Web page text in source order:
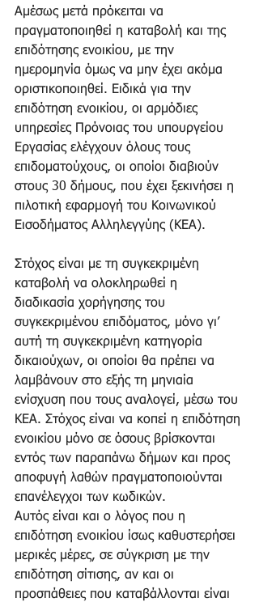
Αμέσως μετά πρόκειται να
πραγματοποιηθεί η καταβολή και της
επιδότησης ενοικίου, με την
ημερομηνία όμως να μην έχει ακόμα
οριστικοποιηθεί. Ειδικά για την
επιδότηση ενοικίου, οι αρμόδιες
υπηρεσίες Πρόνοιας του υπουργείου
Εργασίας ελέγχουν όλους τους
επιδοματούχους, οι οποίοι διαβιούν
στους 30 δήμους, που έχει ξεκινήσει η
πιλοτική εφαρμογή του Κοινωνικού
Εισοδήματος Αλληλεγγύης (ΚΕΑ).
Στόχος είναι με τη συγκεκριμένη
καταβολή να ολοκληρωθεί η
διαδικασία χορήγησης του
συγκεκριμένου επιδόματος, μόνο γι’
αυτή τη συγκεκριμένη κατηγορία
δικαιούχων, οι οποίοι θα πρέπει να
λαμβάνουν στο εξής τη μηνιαία
ενίσχυση που τους αναλογεί, μέσω του
ΚΕΑ. Στόχος είναι να κοπεί η επιδότηση
ενοικίου μόνο σε όσους βρίσκονται
εντός των παραπάνω δήμων και προς
αποφυγή λαθών πραγματοποιούνται
επανέλεγχοι των κωδικών.
Αυτός είναι και ο λόγος που η
επιδότηση ενοικίου ίσως καθυστερήσει
μερικές μέρες, σε σύγκριση με την
επιδότηση σίτισης, αν και οι
προσπάθειες που καταβάλλονται είναι